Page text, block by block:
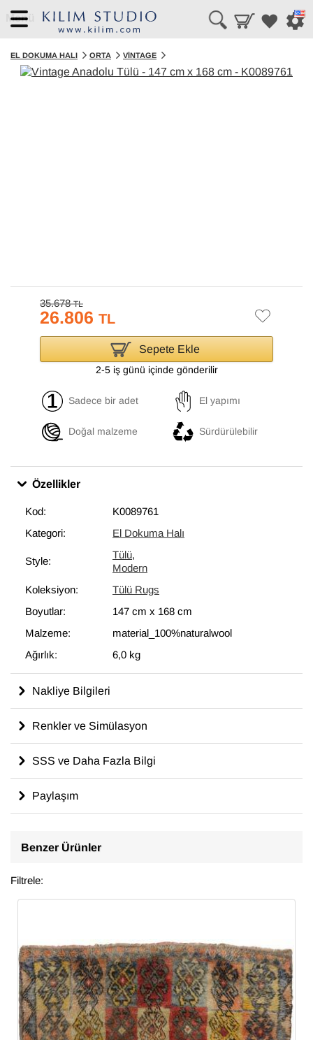
Menü
EL DOKUMA HALI ORTA VINTAGE
35.678TL
26.806 TL
Sepete Ekle
2-5 iş günü içinde gönderilir
Sadece bir adet El yapımı
Doğal malzeme Sürdürülebilir
Özellikler
Kod:
K0089761
Kategori:
El Dokuma Halı
Style:
Tülü,
Modern
Koleksiyon:
Tülü Rugs
Boyutlar:
147 cm x 168 cm
Malzeme:
material_100%naturalwool
Ağırlık:
6,0 kg
Nakliye Bilgileri
Renkler ve Simülasyon
SSS ve Daha Fazla Bilgi
Paylaşım
Benzer Ürünler
Filtrele: